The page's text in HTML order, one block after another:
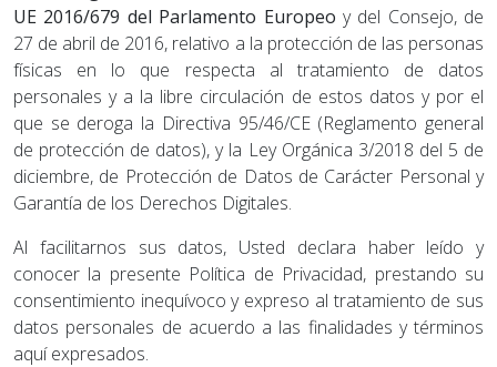
UE 2016/679 del Parlamento Europeo y del Consejo, de
27 de abril de 2016, relativo a la protección de las personas
físicas en lo que respecta al tratamiento de datos
personales y a la libre circulación de estos datos y por el
que se deroga la Directiva 95/46/CE (Reglamento general
de protección de datos), y la Ley Orgánica 3/2018 del 5 de
diciembre, de Protección de Datos de Carácter Personal y
Garantía de los Derechos Digitales.
Al facilitarnos sus datos, Usted declara haber leído y
conocer la presente Política de Privacidad, prestando su
consentimiento inequívoco y expreso al tratamiento de sus
datos personales de acuerdo a las finalidades y términos
aquí expresados.